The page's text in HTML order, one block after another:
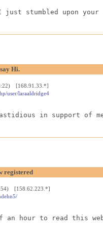
just stumbled upon
Hi.
[168.91.33.*]
user/laraaldridge4
in support of
registered
[158.62.223.*]
an hour to read this